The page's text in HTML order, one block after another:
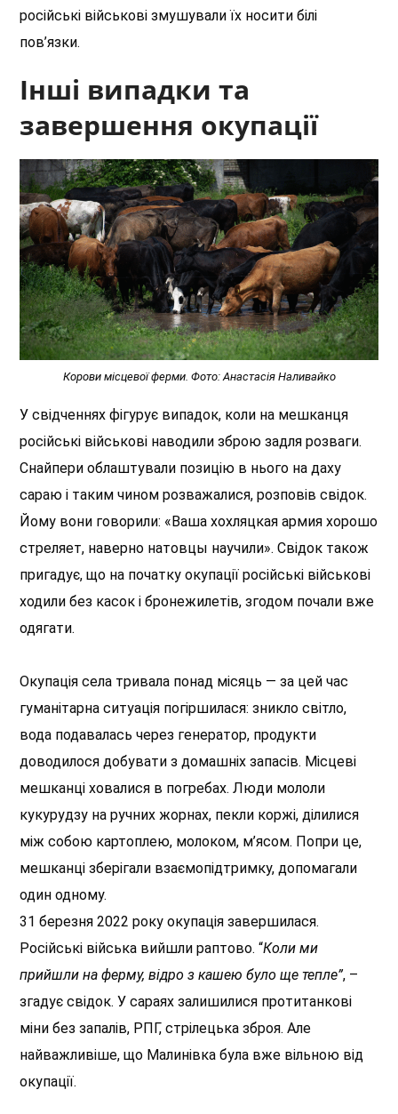
російські військові змушували їх носити білі
пов’язки.
Інші випадки та
завершення окупації
Корови місцевої ферми. Фото: Анастасія Наливайко
У свідченнях фігурує випадок, коли на мешканця
російські військові наводили зброю задля розваги.
Снайпери облаштували позицію в нього на даху
сараю і таким чином розважалися, розповів свідок.
Йому вони говорили: «Ваша хохляцкая армия хорошо
стреляет, наверно натовцы научили». Свідок також
пригадує, що на початку окупації російські військові
ходили без касок і бронежилетів, згодом почали вже
одягати.
Окупація села тривала понад місяць — за цей час
гуманітарна ситуація погіршилася: зникло світло,
вода подавалась через генератор, продукти
доводилося добувати з домашніх запасів. Місцеві
мешканці ховалися в погребах. Люди мололи
кукурудзу на ручних жорнах, пекли коржі, ділилися
між собою картоплею, молоком, м’ясом. Попри це,
мешканці зберігали взаємопідтримку, допомагали
один одному.
31 березня 2022 року окупація завершилася.
Російські війська вийшли раптово. “Коли ми
прийшли на ферму, відро з кашею було ще тепле”, –
згадує свідок. У сараях залишилися протитанкові
міни без запалів, РПГ, стрілецька зброя. Але
найважливіше, що Малинівка була вже вільною від
окупації.